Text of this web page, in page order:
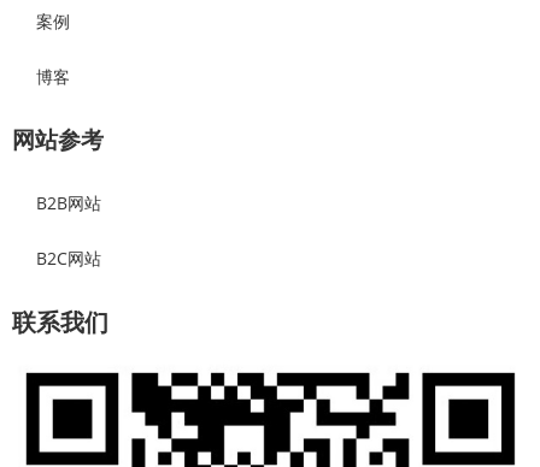
案例
博客
网站参考
B2B网站
B2C网站
联系我们